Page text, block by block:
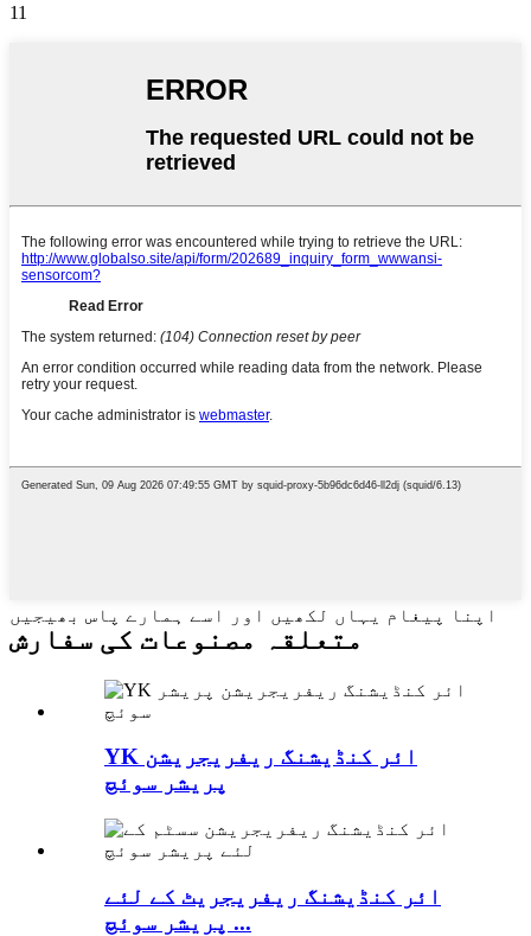
11
اپنا پیغام یہاں لکھیں اور اسے ہمارے پاس بھیجیں
متعلقہ مصنوعات کی سفارش
YK ائر کنڈیشنگ ریفریجریشن
پریشر سوئچ
ائر کنڈیشنگ ریفریجریٹ کے لئے
پریشر سوئچ ...